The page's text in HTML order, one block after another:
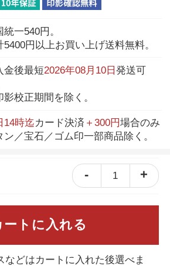
統一540円。
5400円以上お買い上げ送料無料。
金後最短2026年08月10日発送可
校正期間を除く。
14時迄カード決済 ＋300円場合のみ
ン／宝石／ゴム印一部商品除く。
- 1 +
ートに入れる
どはカートに入れた後選べま